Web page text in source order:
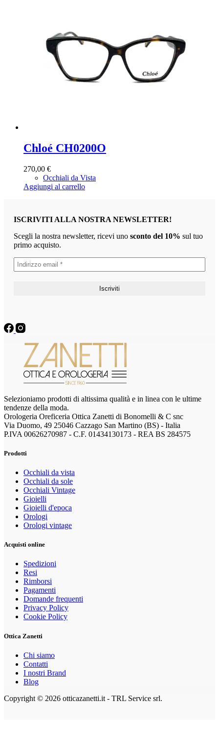
Chloé CH0200O
270,00 €
Occhiali da Vista
Aggiungi al carrello
ISCRIVITI ALLA NOSTRA NEWSLETTER!
Scegli la nostra newsletter, ricevi uno sconto del 10% sul tuo
primo acquisto.
Selezioniamo prodotti di altissima qualità e in linea con le ultime
tendenze della moda.
Orologeria Oreficeria Ottica Zanetti di Bonomelli & C snc
Via Duomo, 49 25046 Cazzago San Martino (BS) - Italia
P.IVA 00626270987 - C.F. 01434130173 - REA BS 284575
Prodotti
Occhiali da vista
Occhiali da sole
Occhiali Vintage
Gioielli
Gioielli d'epoca
Orologi
Orologi vintage
Acquisti online
Spedizioni
Resi
Rimborsi
Pagamenti
Domande frequenti
Privacy Policy
Cookie Policy
Ottica Zanetti
Chi siamo
Contatti
I nostri Brand
Blog
Copyright © 2026 otticazanetti.it - TRL Service srl.